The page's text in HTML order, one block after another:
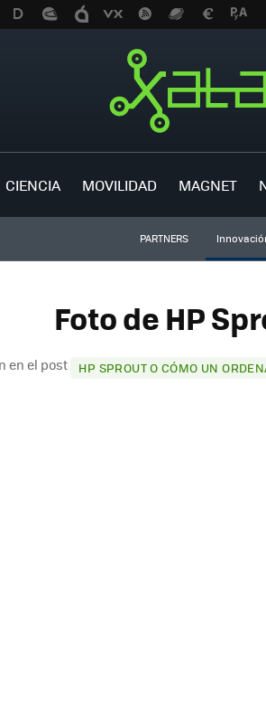
CIENCIA MOVILIDAD MAGNET
PARTNERS
Foto de HP
en el post HP SPROUT O CÓMO UN